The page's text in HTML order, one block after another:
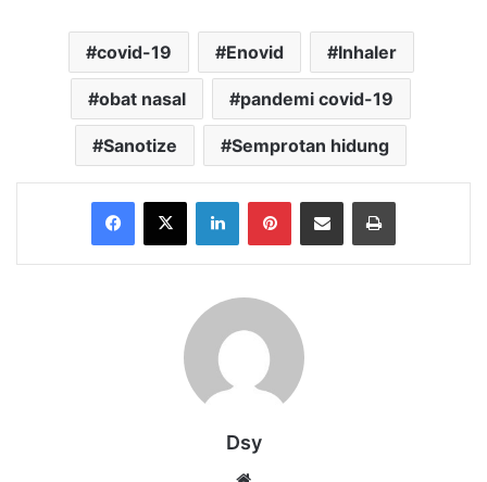
covid-19 Enovid Inhaler
obat nasal pandemi covid-19
Sanotize Semprotan hidung
Facebook
X LinkedInPinterestShare via Email Print
Dsy